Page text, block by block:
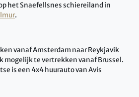
het Snaefellsnes schiereiland in
.
vanaf Amsterdam naar Reykjavik
mogelijk te vertrekken vanaf Brussel.
is een 4x4 huurauto van Avis